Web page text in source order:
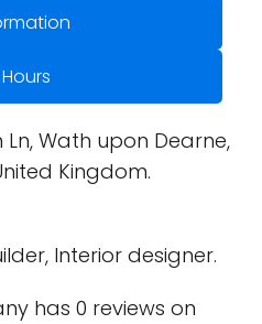
Ln, Wath upon Dearne,
Kingdom.
Interior designer.
has 0 reviews on